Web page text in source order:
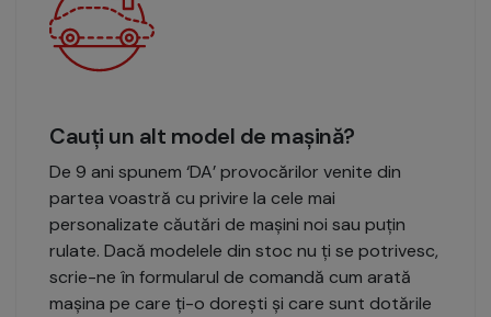
Cauți un alt model de mașină?
De 9 ani spunem ‘DA’ provocărilor venite din
partea voastră cu privire la cele mai
personalizate căutări de mașini noi sau puțin
rulate. Dacă modelele din stoc nu ți se potrivesc,
scrie-ne în formularul de comandă cum arată
mașina pe care ți-o dorești și care sunt dotările